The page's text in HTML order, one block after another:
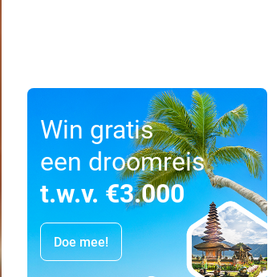
Win gratis
een droomreis
t.w.v. €3.000
Doe mee!